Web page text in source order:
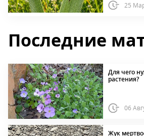
25
Последние
Для чего
растения?
06
Жук